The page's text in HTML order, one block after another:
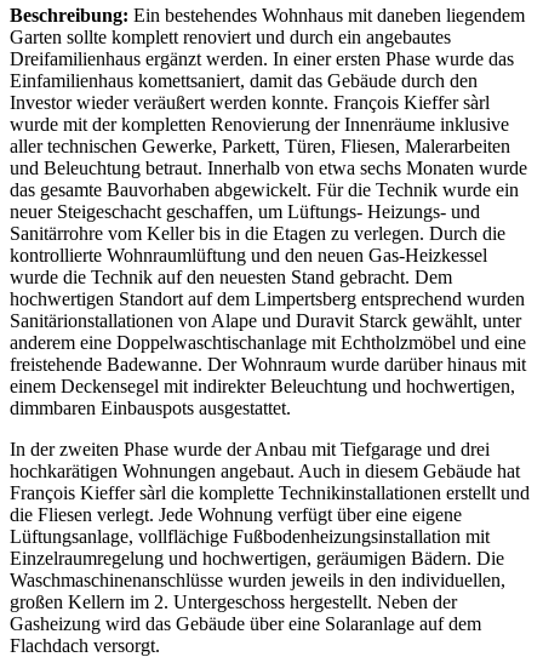
Beschreibung: Ein bestehendes Wohnhaus mit daneben liegendem
Garten sollte komplett renoviert und durch ein angebautes
Dreifamilienhaus ergänzt werden. In einer ersten Phase wurde das
Einfamilienhaus komettsaniert, damit das Gebäude durch den
Investor wieder veräußert werden konnte. François Kieffer sàrl
wurde mit der kompletten Renovierung der Innenräume inklusive
aller technischen Gewerke, Parkett, Türen, Fliesen, Malerarbeiten
und Beleuchtung betraut. Innerhalb von etwa sechs Monaten wurde
das gesamte Bauvorhaben abgewickelt. Für die Technik wurde ein
neuer Steigeschacht geschaffen, um Lüftungs- Heizungs- und
Sanitärrohre vom Keller bis in die Etagen zu verlegen. Durch die
kontrollierte Wohnraumlüftung und den neuen Gas-Heizkessel
wurde die Technik auf den neuesten Stand gebracht. Dem
hochwertigen Standort auf dem Limpertsberg entsprechend wurden
Sanitärionstallationen von Alape und Duravit Starck gewählt, unter
anderem eine Doppelwaschtischanlage mit Echtholzmöbel und eine
freistehende Badewanne. Der Wohnraum wurde darüber hinaus mit
einem Deckensegel mit indirekter Beleuchtung und hochwertigen,
dimmbaren Einbauspots ausgestattet.
In der zweiten Phase wurde der Anbau mit Tiefgarage und drei
hochkarätigen Wohnungen angebaut. Auch in diesem Gebäude hat
François Kieffer sàrl die komplette Technikinstallationen erstellt und
die Fliesen verlegt. Jede Wohnung verfügt über eine eigene
Lüftungsanlage, vollflächige Fußbodenheizungsinstallation mit
Einzelraumregelung und hochwertigen, geräumigen Bädern. Die
Waschmaschinenanschlüsse wurden jeweils in den individuellen,
großen Kellern im 2. Untergeschoss hergestellt. Neben der
Gasheizung wird das Gebäude über eine Solaranlage auf dem
Flachdach versorgt.